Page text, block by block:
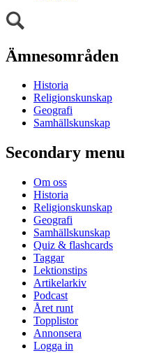
Ämnesområden
Historia
Religionskunskap
Geografi
Samhällskunskap
Secondary menu
Om oss
Historia
Religionskunskap
Geografi
Samhällskunskap
Quiz & flashcards
Taggar
Lektionstips
Artikelarkiv
Podcast
Året runt
Topplistor
Annonsera
Logga in